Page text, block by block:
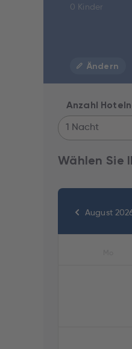
0 Kinder
Ändern
Anzahl
1 Nacht
Wählen Sie
August